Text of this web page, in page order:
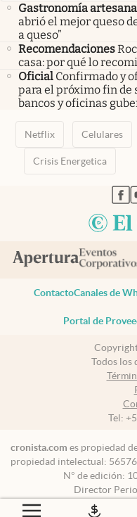
Gastronomía
abrió el mejor queso
a queso”
Recomendaciones
casa: por qué lo
Oficial Confirmado y
para el próximo fin de
bancos y oficinas
Netflix Celulares
Crisis Energetica
ContactoCanales de
Portal de
Todos los
Tel:
cronista.com es propiedad
propiedad intelectual:
N° de edición:
Director